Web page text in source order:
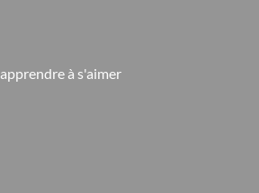
apprendre à s'aimer